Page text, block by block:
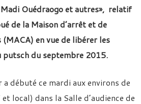
Ouédraogo et autres», relatif
de la Maison d’arrêt et de
en vue de libérer les
putsch du septembre 2015.
a débuté ce mardi aux environs de
local) dans la Salle d’audience de